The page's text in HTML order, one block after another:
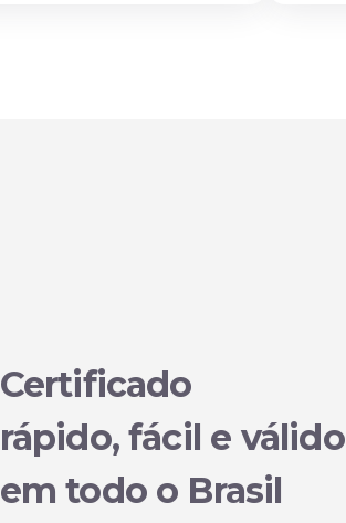
Certificado
rápido, fácil e válido
em todo o Brasil